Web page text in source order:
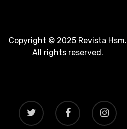
Copyright © 2025 Revista Hsm.
All rights reserved.